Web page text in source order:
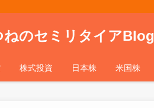
ねのセミリタイアBlog
株式投資 日本株 米国株